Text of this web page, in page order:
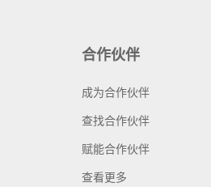
合作伙伴
成为合作伙伴
查找合作伙伴
赋能合作伙伴
查看更多